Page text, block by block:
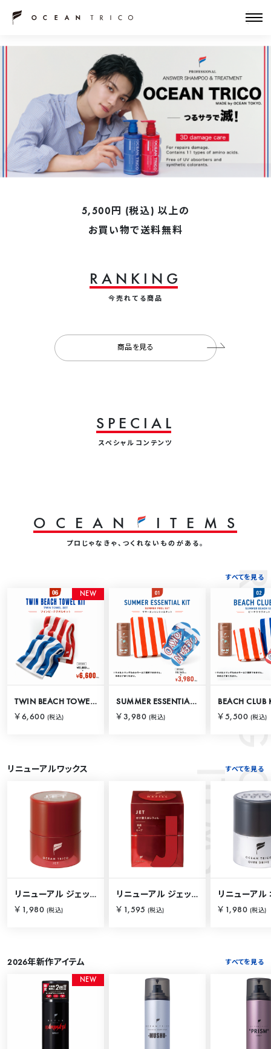
5,500円 (税込) 以上の
お買い物で送料無料
R A N K N G
今売れてる商品
商品を見る
RANKING
S P E C A L
スペシャルコンテンツ
O C E A N T E M S
プロじゃなきゃ、つくれないものがある。
すべてを見る
N EW
TWIN BEACH TOWEL KIT
￥6,600 (税込)
SUMMER ESSENTIAL KIT
￥3,980 (税込)
BEACH CLUB
￥5,500 (税込)
リニューアルワックス すべてを見る
リニューアル ジェット 80g
￥1,980 (税込)
リニューアル ジェット 80g【詰替用】
￥1,595 (税込) ￥1,980 (税込)
2026年新作アイテム すべてを見る
N EW
O
C
E
A
N
I
T
E
M